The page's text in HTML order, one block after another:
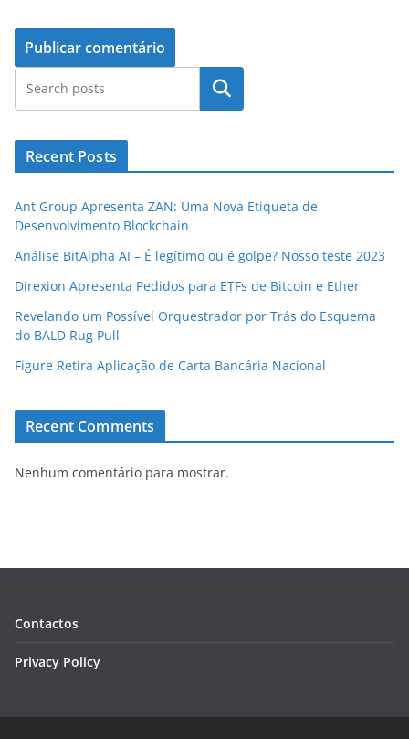
Pesquisar
Recent Posts
Ant Group Apresenta ZAN: Uma Nova Etiqueta de
Desenvolvimento Blockchain
Análise BitAlpha AI – É legítimo ou é golpe? Nosso teste 2023
Direxion Apresenta Pedidos para ETFs de Bitcoin e Ether
Revelando um Possível Orquestrador por Trás do Esquema
do BALD Rug Pull
Figure Retira Aplicação de Carta Bancária Nacional
Recent Comments
Nenhum comentário para mostrar.
Contactos
Privacy Policy